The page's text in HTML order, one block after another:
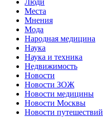
Места
Мнения
Мода
Народная медицина
Наука
Наука и техника
Недвижимость
Новости
Новости ЗОЖ
Новости медицины
Новости Москвы
Новости путешествий